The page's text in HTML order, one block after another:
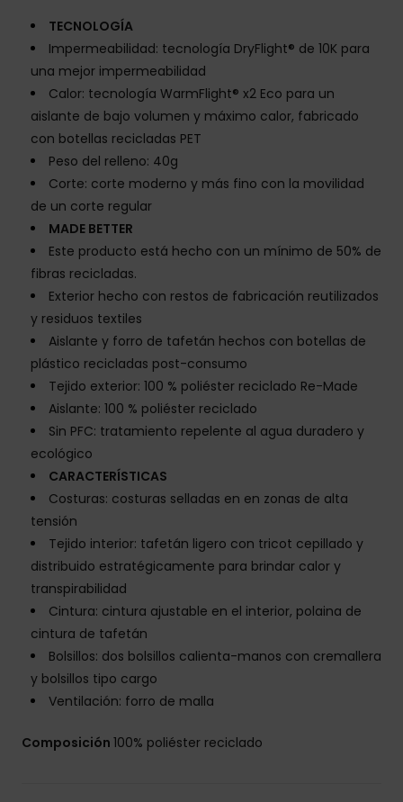
TECNOLOGÍA
Impermeabilidad: tecnología DryFlight® de 10K para
una mejor impermeabilidad
Calor: tecnología WarmFlight® x2 Eco para un
aislante de bajo volumen y máximo calor, fabricado
con botellas recicladas PET
Peso del relleno: 40g
Corte: corte moderno y más fino con la movilidad
de un corte regular
MADE BETTER
Este producto está hecho con un mínimo de 50% de
fibras recicladas.
Exterior hecho con restos de fabricación reutilizados
y residuos textiles
Aislante y forro de tafetán hechos con botellas de
plástico recicladas post-consumo
Tejido exterior: 100 % poliéster reciclado Re-Made
Aislante: 100 % poliéster reciclado
Sin PFC: tratamiento repelente al agua duradero y
ecológico
CARACTERÍSTICAS
Costuras: costuras selladas en en zonas de alta
tensión
Tejido interior: tafetán ligero con tricot cepillado y
distribuido estratégicamente para brindar calor y
transpirabilidad
Cintura: cintura ajustable en el interior, polaina de
cintura de tafetán
Bolsillos: dos bolsillos calienta-manos con cremallera
y bolsillos tipo cargo
Ventilación: forro de malla
Composición 100% poliéster reciclado